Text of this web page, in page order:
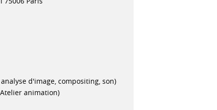
d'image, compositing, son)
animation)